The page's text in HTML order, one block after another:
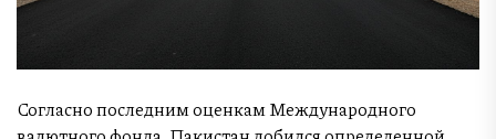
Согласно последним оценкам Международного